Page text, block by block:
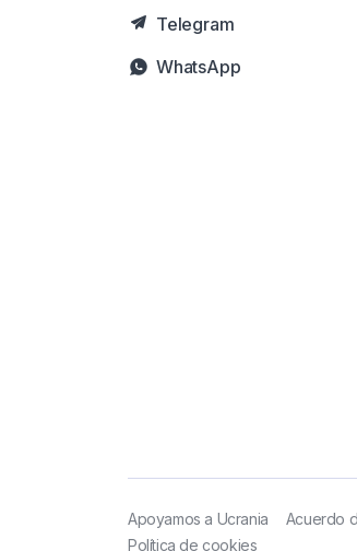
Telegram
WhatsApp
Apoyamos a Ucrania Acuerdo
Política de cookies